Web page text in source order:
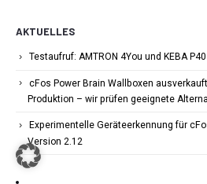
AKTUELLES
Testaufruf: AMTRON 4You und KEBA
cFos Power Brain Wallboxen
Produktion – wir prüfen geeignete
Experimentelle Geräteerkennung für
Version 2.12